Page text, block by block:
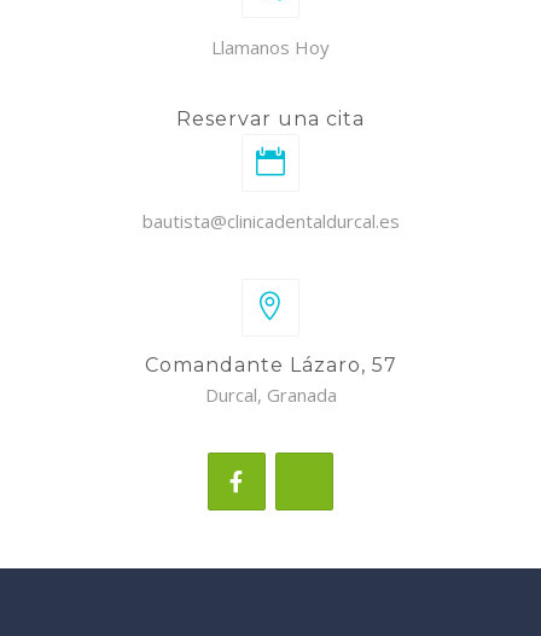
Llamanos Hoy
Reservar una cita
bautista@clinicadentaldurcal.es
Comandante Lázaro, 57
Durcal, Granada